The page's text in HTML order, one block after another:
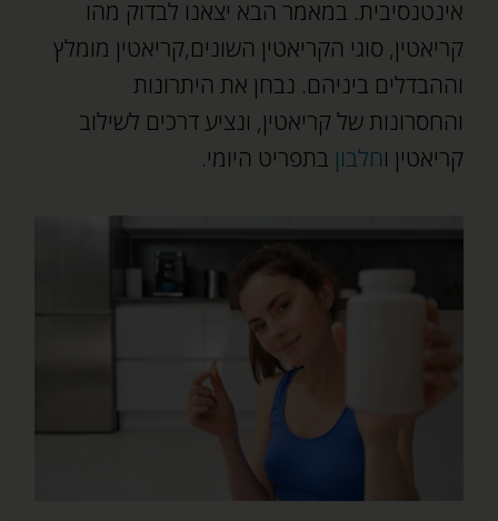
אינטנסיבית. במאמר הבא יצאנו לבדוק מהו
קריאטין, סוגי הקריאטין השונים,קריאטין מומלץ
וההבדלים ביניהם. נבחן את היתרונות
והחסרונות של קריאטין, ונציע דרכים לשילוב
קריאטין וחלבון בתפריט היומי.